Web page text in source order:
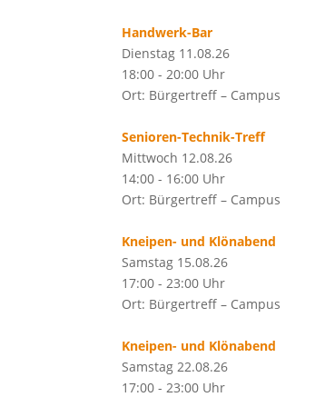
Handwerk-Bar
Dienstag 11.08.26
18:00 - 20:00 Uhr
Ort: Bürgertreff – Campus
Senioren-Technik-Treff
Mittwoch 12.08.26
14:00 - 16:00 Uhr
Ort: Bürgertreff – Campus
Kneipen- und Klönabend
Samstag 15.08.26
17:00 - 23:00 Uhr
Ort: Bürgertreff – Campus
Kneipen- und Klönabend
Samstag 22.08.26
17:00 - 23:00 Uhr